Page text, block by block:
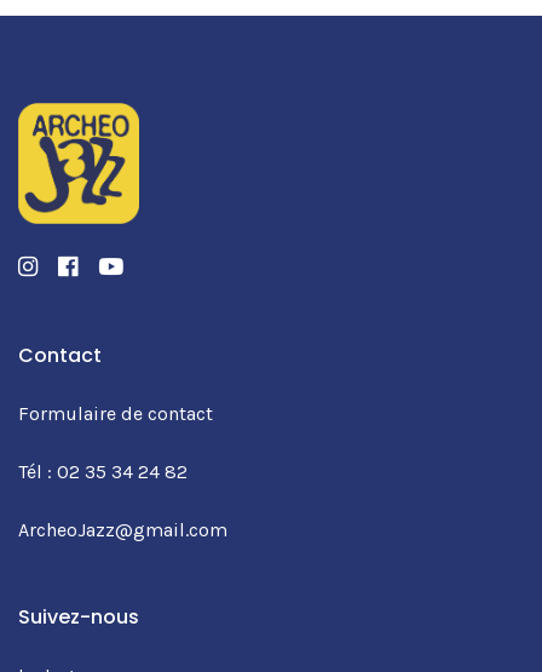
InstagramFacebookYoutube
Contact
Formulaire de contact
Tél : 02 35 34 24 82
ArcheoJazz@gmail.com
Suivez-nous